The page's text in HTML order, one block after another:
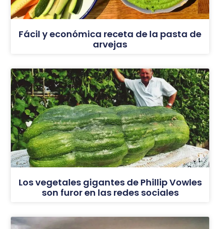
Fácil y económica receta de la pasta de
arvejas
Los vegetales gigantes de Phillip Vowles
son furor en las redes sociales